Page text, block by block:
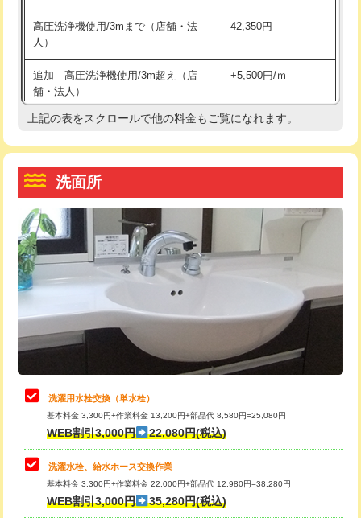
コンクリート斫り（厚さ10㎝まで）
コンクリート斫り（厚さ10㎝超え）
モルタル補修（厚さ10㎝まで） 27,500円
モルタル補修（厚さ10㎝超え） 38,500円
洗面台設置 38,500円
追加人工
廃棄・処分 現場見積
※給水管工事は20mmまでの価格です。
給水管工事※（ホール加工)
給水管工事※（バンド止め) 3,300円
給水管工事※（支持金具設置) 5,500円
給水管工事※（保温材使用（バンド止
め込み）)
5,500円
給水管工事※（土の掘削・埋め戻し作
業)
11,000円
給水管工事※（塩ビ管（VP・HI）使
用/3ｍまで)
33,000円
給水管工事※（塩ビ管（VP・HI）使
用（追加）/3ｍ超え)
給水管工事※（ライニング鋼管・銅
管・ポリ管・HT管使用/3ｍまで)
44,000円
給水管工事※（ライニング鋼管・銅
管・ポリ管・HT管使用/3ｍ超え)
排水管工事（土の掘削・埋め戻し作
業）
排水管工事（排水管工事/3ｍまで） 55,000円
高圧洗浄機使用/3mまで（店舗・法
人）
42,350円
追加 高圧洗浄機使用/3m超え（店
舗・法人）
+5,500円/ｍ
高度高圧洗浄換 現地調査
トーラー機使用/3mまで
追加トーラー機使用/3m超え +3,300円
カメラ調査 33,000円
桝清掃
止水・漏水調査・防水処理・清掃・修
理・調整・分解・加工など（軽作業）
11,000円
止水・漏水調査・防水処理・清掃・修
理・調整・分解・加工など（中作業）
22,000円
止水・漏水調査・防水処理・清掃・修
理・調整・分解・加工など（重作業）
33,000円
キッチンタンク脱着
その他部品の脱着
上記の表をスクロールで他の料金もご覧になれます。
洗面所
洗濯用水栓交換（単水栓）
基本料金 3,300円+作業料金 13,200円+部品代 8,580円=25,080円
WEB割引3,000円 22,080円(税込)
洗濯水栓、給水ホース交換作業
基本料金 3,300円+作業料金 22,000円+部品代 12,980円=38,280円
WEB割引3,000円 35,280円(税込)